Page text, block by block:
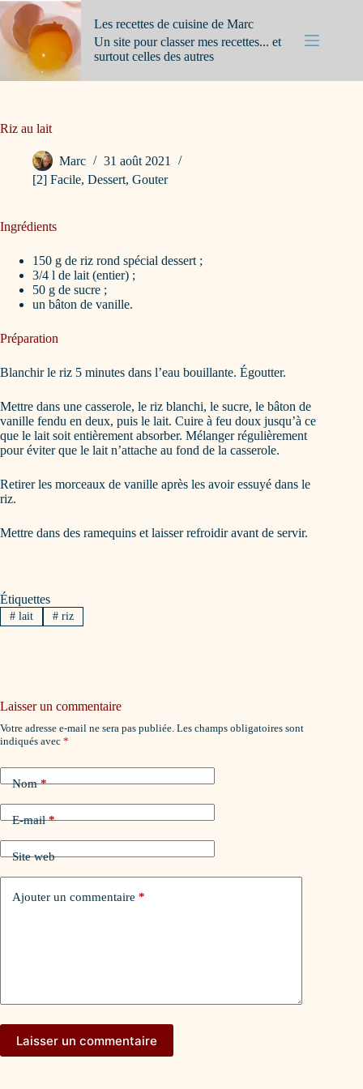
Passer
au
contenu
Les recettes de cuisine de Marc
Un site pour classer mes recettes... et
surtout celles des autres
Riz au lait
Marc
31 août 2021
[2] Facile, Dessert, Gouter
Ingrédients
150 g de riz rond spécial dessert ;
3/4 l de lait (entier) ;
50 g de sucre ;
un bâton de vanille.
Préparation
Blanchir le riz 5 minutes dans l’eau bouillante. Égoutter.
Mettre dans une casserole, le riz blanchi, le sucre, le bâton de
vanille fendu en deux, puis le lait. Cuire à feu doux jusqu’à ce
que le lait soit entièrement absorber. Mélanger régulièrement
pour éviter que le lait n’attache au fond de la casserole.
Retirer les morceaux de vanille après les avoir essuyé dans le
riz.
Mettre dans des ramequins et laisser refroidir avant de servir.
Étiquettes
#lait #riz
Laisser un commentaire
Votre adresse e-mail ne sera pas publiée. Les champs obligatoires sont
indiqués avec *
Nom*
E-mail*
Site web
Ajouter un commentaire *
Laisser un commentaire